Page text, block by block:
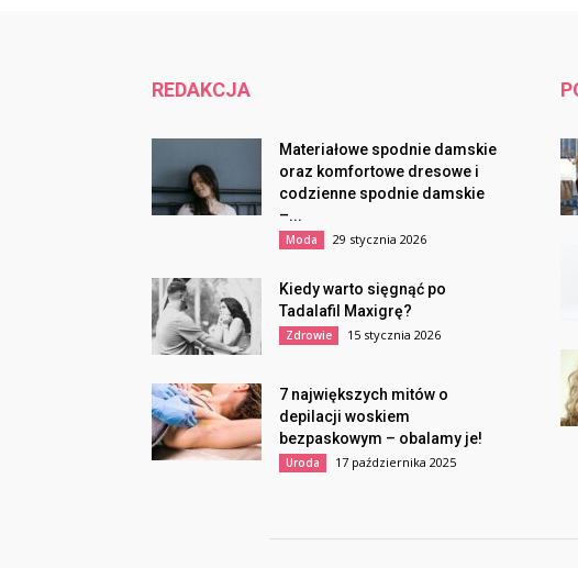
REDAKCJA
Materiałowe spodnie damskie
oraz komfortowe dresowe i
codzienne spodnie damskie
–...
Moda 29 stycznia 2026
Kiedy warto sięgnąć po
Tadalafil Maxigrę?
Zdrowie 15 stycznia 2026
7 największych mitów o
depilacji woskiem
bezpaskowym – obalamy je!
Uroda 17 października 2025